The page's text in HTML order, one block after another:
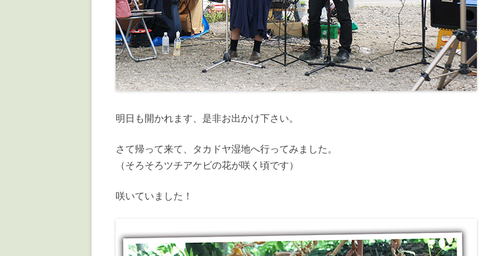
明日も開かれます、是非お出かけ下さい。
さて帰って来て、タカドヤ湿地へ行ってみました。
（そろそろツチアケビの花が咲く頃です）
咲いていました！